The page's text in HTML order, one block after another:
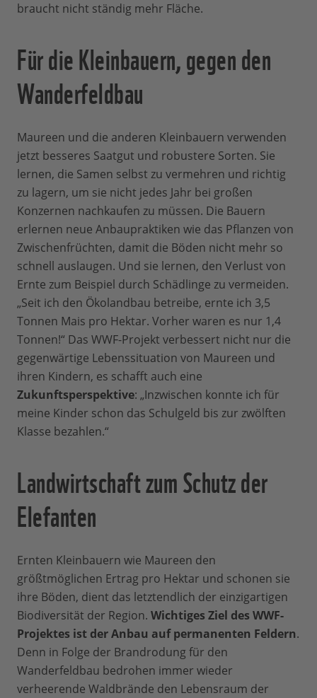
braucht nicht ständig mehr Fläche.
Für die Kleinbauern, gegen den
Wanderfeldbau
Maureen und die anderen Kleinbauern verwenden
jetzt besseres Saatgut und robustere Sorten. Sie
lernen, die Samen selbst zu vermehren und richtig
zu lagern, um sie nicht jedes Jahr bei großen
Konzernen nachkaufen zu müssen. Die Bauern
erlernen neue Anbaupraktiken wie das Pflanzen von
Zwischenfrüchten, damit die Böden nicht mehr so
schnell auslaugen. Und sie lernen, den Verlust von
Ernte zum Beispiel durch Schädlinge zu vermeiden.
„Seit ich den Ökolandbau betreibe, ernte ich 3,5
Tonnen Mais pro Hektar. Vorher waren es nur 1,4
Tonnen!“ Das WWF-Projekt verbessert nicht nur die
gegenwärtige Lebenssituation von Maureen und
ihren Kindern, es schafft auch eine
Zukunftsperspektive: „Inzwischen konnte ich für
meine Kinder schon das Schulgeld bis zur zwölften
Klasse bezahlen.“
Landwirtschaft zum Schutz der
Elefanten
Ernten Kleinbauern wie Maureen den
größtmöglichen Ertrag pro Hektar und schonen sie
ihre Böden, dient das letztendlich der einzigartigen
Biodiversität der Region. Wichtiges Ziel des WWF-
Projektes ist der Anbau auf permanenten Feldern.
Denn in Folge der Brandrodung für den
Wanderfeldbau bedrohen immer wieder
verheerende Waldbrände den Lebensraum der